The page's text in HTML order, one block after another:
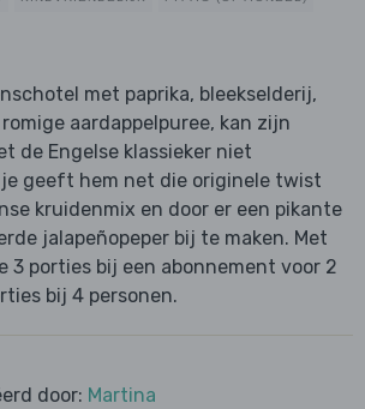
met paprika, bleekselderij,
aardappelpuree, kan zijn
de Engelse klassieker niet
je geeft hem net die originele twist
kruidenmix en door er een pikante
jalapeñopeper bij te maken. Met
3 porties bij een abonnement voor 2
bij 4 personen.
door: Martina